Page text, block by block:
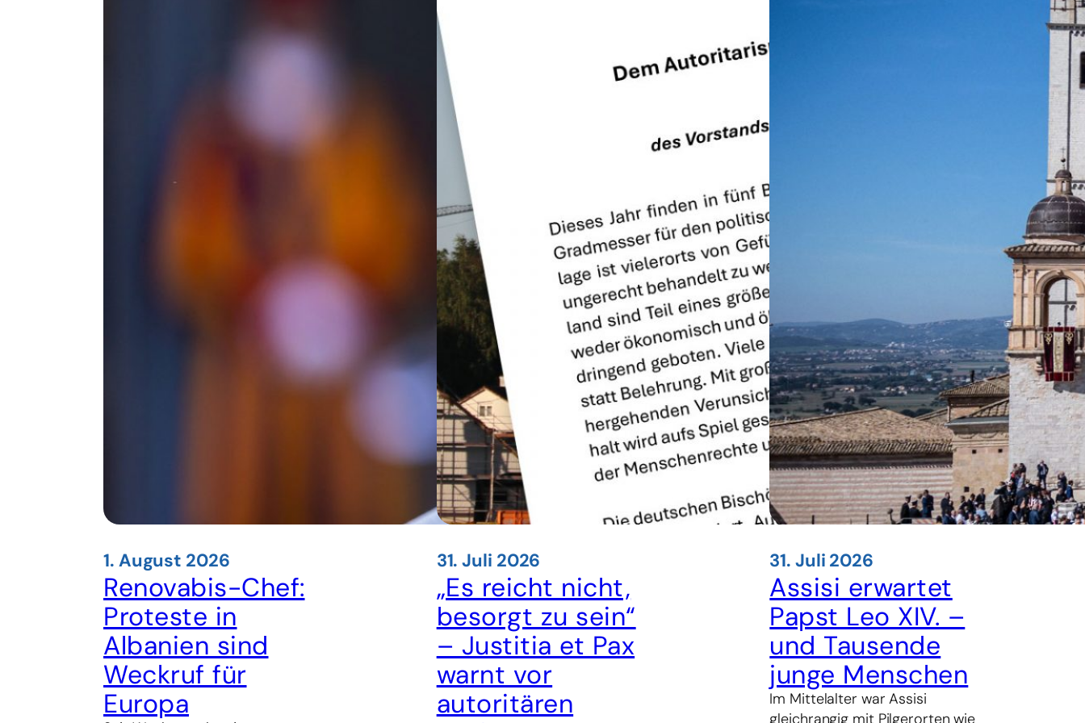
1. August 2026
Renovabis-Chef:
Proteste in
Albanien sind
Weckruf für
Europa
31. Juli 2026
„Es reicht nicht,
besorgt zu sein“
– Justitia et Pax
warnt vor
autoritären
31. Juli 2026
Assisi erwartet
Papst Leo XIV. –
und Tausende
junge Menschen
Im Mittelalter war Assisi
gleichrangig mit Pilgerorten wie